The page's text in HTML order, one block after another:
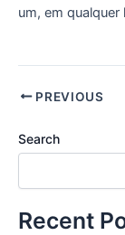
um, em qualquer
PREVIOUS
Search
Recent